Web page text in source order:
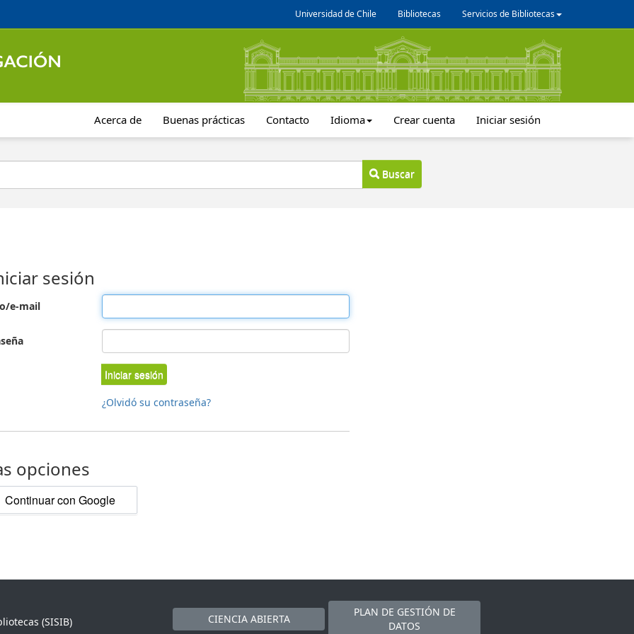
Universidad de Chile Bibliotecas Servicios de Bibliotecas
Acerca de Buenas prácticas Contacto Idioma Crear cuenta Iniciar sesión
Buscar
sesión
e-mail
Iniciar sesión
¿Olvidó su contraseña?
opciones
Continuar con Google
(SISIB)
CIENCIA ABIERTA
PLAN DE GESTIÓN DE
DATOS